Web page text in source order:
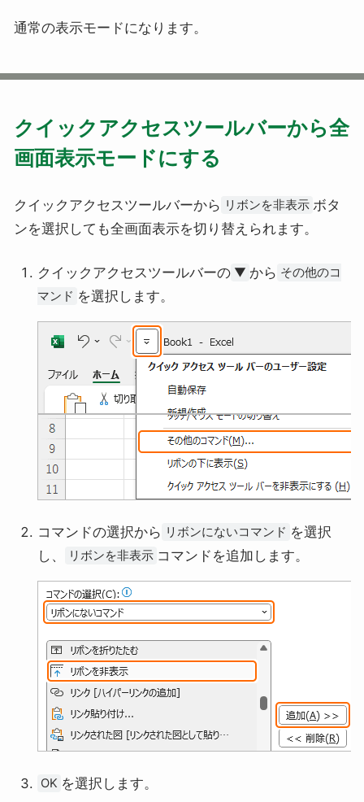
通常の表示モードになります。
クイックアクセスツールバーから全
画面表示モードにする
クイックアクセスツールバーから リボンを非表示 ボタ
ンを選択しても全画面表示を切り替えられます。
クイックアクセスツールバーの ▼ から その他のコ
マンド を選択します。
コマンドの選択から リボンにないコマンド を選択
し、
リボンを非表示 コマンドを追加します。
OK を選択します。